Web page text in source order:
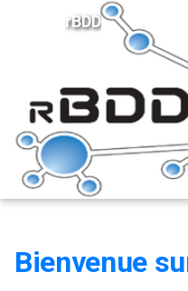
rBDD
l
Objectifs
Pourquoi rBDD ?
La charte rBDD
Le comité de pilotage
2025
2024
Bienvenue